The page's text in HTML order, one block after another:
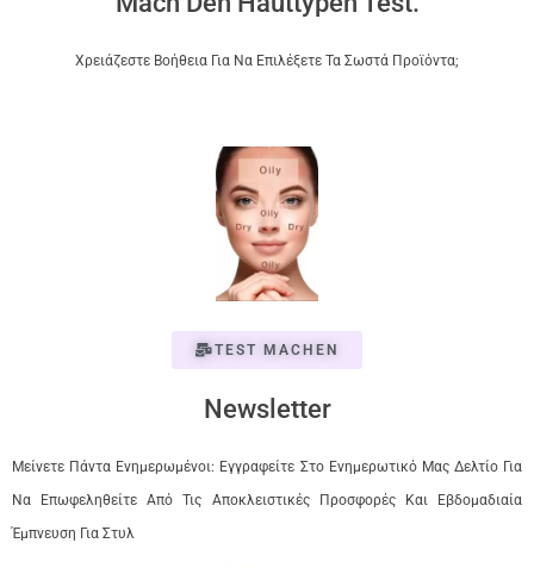
Χρειάζεστε Βοήθεια Για Να Επιλέξετε Τα Σωστά Προϊόντα;
TEST MACHEN
Newsletter
Μείνετε Πάντα Ενημερωμένοι: Εγγραφείτε Στο Ενημερωτικό Μας Δελτίο Για
Να Επωφεληθείτε Από Τις Αποκλειστικές Προσφορές Και Εβδομαδιαία
Έμπνευση Για Στυλ